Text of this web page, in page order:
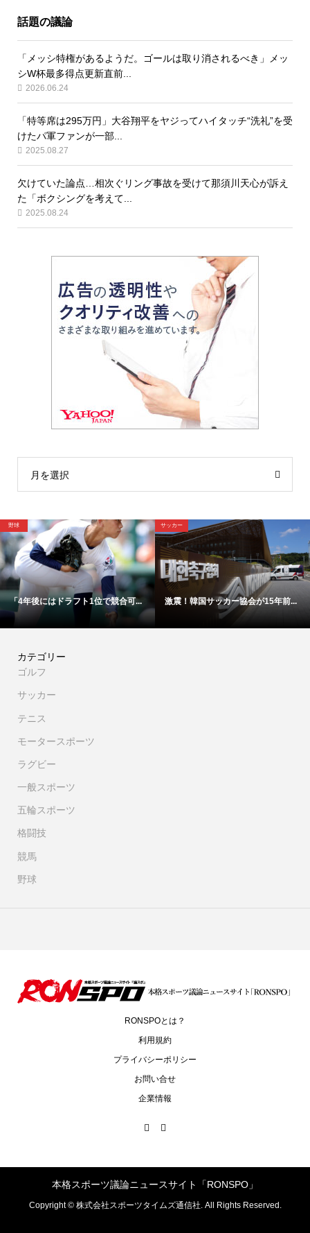
話題の議論
「メッシ特権があるようだ。ゴールは取り消されるべき」メッ
シW杯最多得点更新直前...
2026.06.24
「特等席は295万円」大谷翔平をヤジってハイタッチ“洗礼”を受
けたパ軍ファンが一部...
2025.08.27
欠けていた論点…相次ぐリング事故を受けて那須川天心が訴え
た「ボクシングを考えて...
2025.08.24
月を選択
が15年前...
野球
【映像】これが4年後ドラ1間違い...
野球
「高橋遥人は明らか
カテゴリー
ゴルフ
サッカー
テニス
モータースポーツ
ラグビー
一般スポーツ
五輪スポーツ
格闘技
競馬
野球
RONSPOとは？
利用規約
プライバシーポリシー
お問い合せ
企業情報
本格スポーツ議論ニュースサイト「RONSPO」
Copyright ©株式会社スポーツタイムズ通信社. All Rights Reserved.